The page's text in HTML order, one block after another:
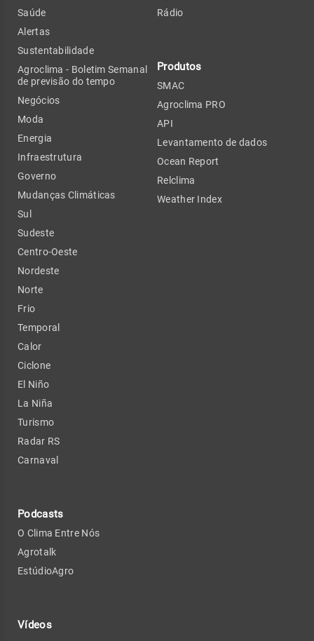
Saúde
Alertas
Sustentabilidade
Agroclima - Boletim Semanal
de previsão do tempo
Negócios
Moda
Energia
Infraestrutura
Governo
Mudanças Climáticas
Sul
Sudeste
Centro-Oeste
Nordeste
Norte
Frio
Temporal
Calor
Ciclone
El Niño
La Niña
Turismo
Radar RS
Carnaval
Podcasts
O Clima Entre Nós
Agrotalk
EstúdioAgro
Vídeos
Rádio
Produtos
SMAC
Agroclima PRO
API
Levantamento de dados
Ocean Report
Relclima
Weather Index